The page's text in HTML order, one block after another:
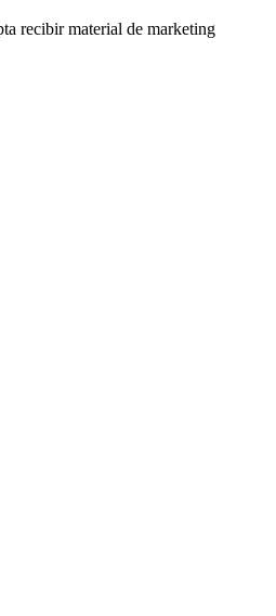
recibir material de marketing